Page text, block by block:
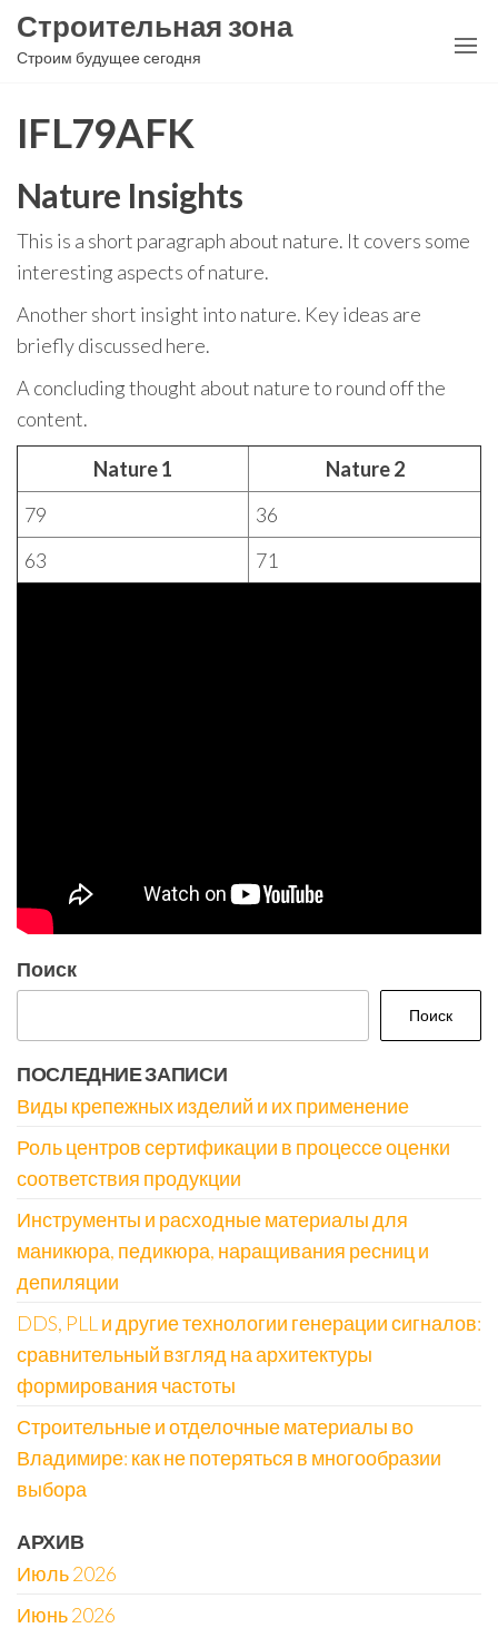
Перейти
Строительная зона
Строим будущее сегодня
IFL79AFK
Nature Insights
This is a short paragraph about nature. It covers some
interesting aspects of nature.
Another short insight into nature. Key ideas are
briefly discussed here.
A concluding thought about nature to round off the
content.
Nature 1
Nature 2
79
36
63
71
Поиск
Поиск
ПОСЛЕДНИЕ ЗАПИСИ
Виды крепежных изделий и их применение
Роль центров сертификации в процессе оценки
соответствия продукции
Инструменты и расходные материалы для
маникюра, педикюра, наращивания ресниц и
депиляции
DDS, PLL и другие технологии генерации сигналов:
сравнительный взгляд на архитектуры
формирования частоты
Строительные и отделочные материалы во
Владимире: как не потеряться в многообразии
выбора
АРХИВ
Июль 2026
Июнь 2026